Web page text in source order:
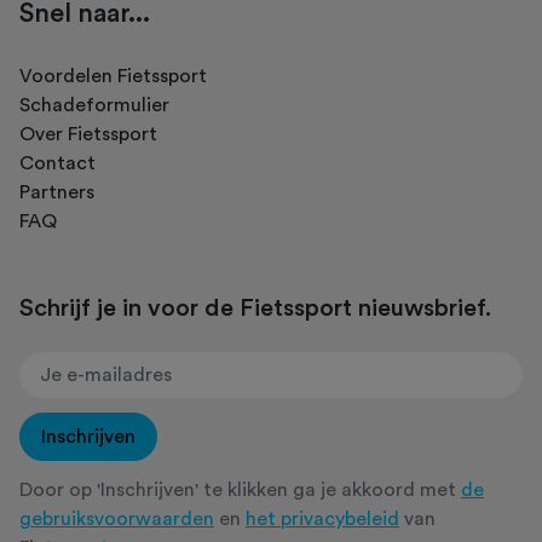
Snel naar...
Voordelen Fietssport
Schadeformulier
Over Fietssport
Contact
Partners
FAQ
Schrijf je in voor de Fietssport nieuwsbrief.
Inschrijven
Door op 'Inschrijven' te klikken ga je akkoord met de
gebruiksvoorwaarden en het privacybeleid van